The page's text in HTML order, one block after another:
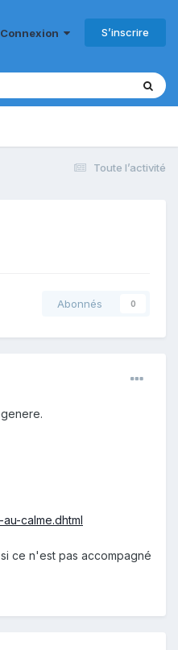
S’inscrire
Toute l’activité
Abonnés 0
calme.dhtml
ce n'est pas accompagné